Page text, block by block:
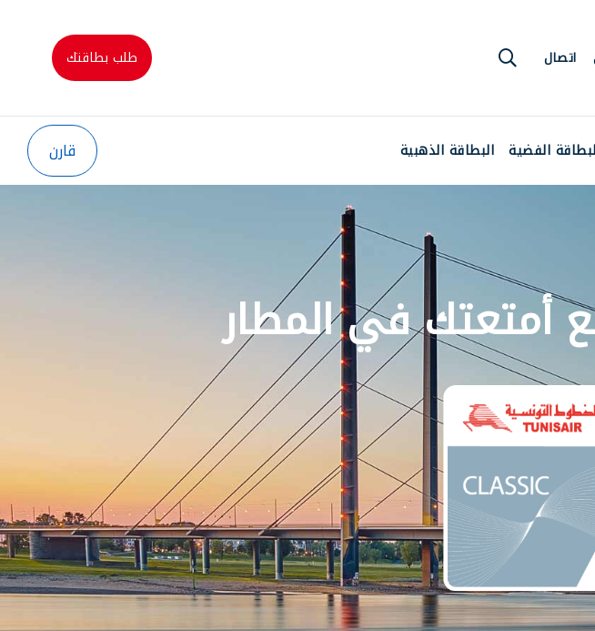
اتصال طلب بطاقتك
الفضية البطاقة الذهبية قارن
أمتعتك في المطار